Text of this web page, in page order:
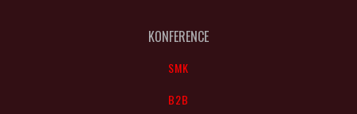
KONFERENCE
SMK
B2B